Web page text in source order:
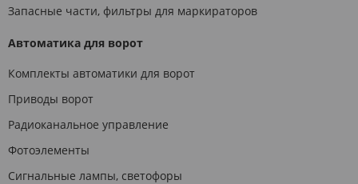
Запасные части, фильтры для маркираторов
Автоматика для ворот
Комплекты автоматики для ворот
Приводы ворот
Радиоканальное управление
Фотоэлементы
Сигнальные лампы, светофоры